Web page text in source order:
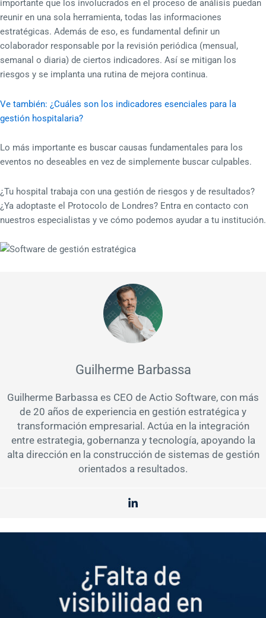
importante que los involucrados en el proceso de análisis puedan
reunir en una sola herramienta, todas las informaciones
estratégicas. Además de eso, es fundamental definir un
colaborador responsable por la revisión periódica (mensual,
semanal o diaria) de ciertos indicadores. Así se mitigan los
riesgos y se implanta una rutina de mejora continua.
Ve también: ¿Cuáles son los indicadores esenciales para la
gestión hospitalaria?
Lo más importante es buscar causas fundamentales para los
eventos no deseables en vez de simplemente buscar culpables.
¿Tu hospital trabaja con una gestión de riesgos y de resultados?
¿Ya adoptaste el Protocolo de Londres? Entra en contacto con
nuestros especialistas y ve cómo podemos ayudar a tu institución.
Guilherme Barbassa
Guilherme Barbassa es CEO de Actio Software, con más
de 20 años de experiencia en gestión estratégica y
transformación empresarial. Actúa en la integración
entre estrategia, gobernanza y tecnología, apoyando la
alta dirección en la construcción de sistemas de gestión
orientados a resultados.